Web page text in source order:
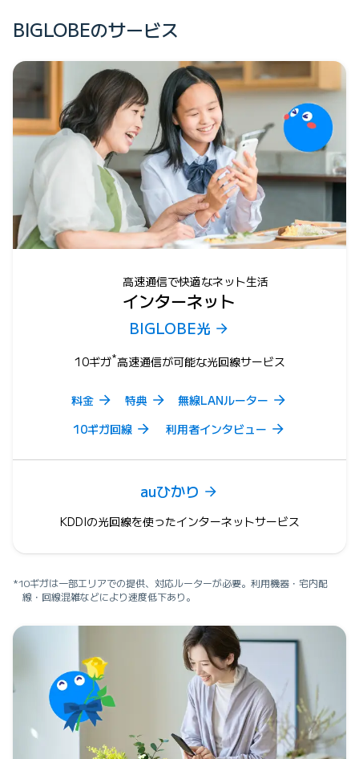
令和８年６月24日からの大雨に伴う災害に対する
BIGLOBEの支援について
BIGLOBEのサービス
高速通信で快適なネット生活
インターネット
BIGLOBE光
10ギガ*高速通信が可能な光回線サービス
料金 特典
無線LANルーター
10ギガ回線
利用者インタビュー
auひかり
KDDIの光回線を使ったインターネットサービス
*10ギガは一部エリアでの提供、対応ルーターが必要。利用機器・宅内配
線・回線混雑などにより速度低下あり。